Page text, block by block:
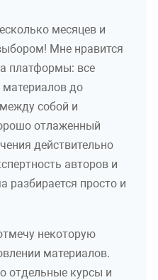
месяцев и
Мне нравится
платформы: все
до
собой и
отлаженный
действительно
авторов и
разбирается просто и
некоторую
материалов.
отдельные курсы и